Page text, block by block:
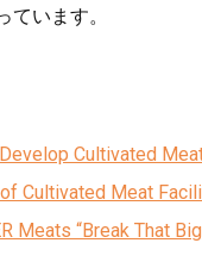
います。
Cultivated
Cultivated Meat
Meats “Break That